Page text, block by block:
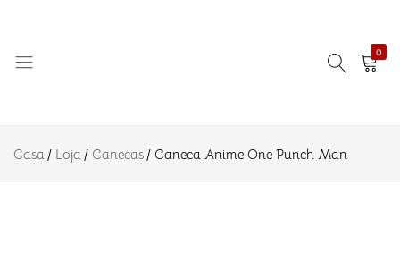
0
Casa Loja Canecas Caneca Anime One Punch Man